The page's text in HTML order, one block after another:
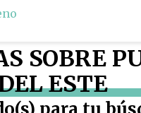
SOBRE
ESTE